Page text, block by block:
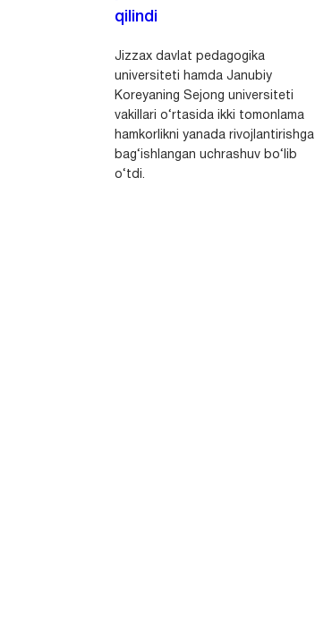
qilindi
Jizzax davlat pedagogika
universiteti hamda Janubiy
Koreyaning Sejong universiteti
vakillari o‘rtasida ikki tomonlama
hamkorlikni yanada rivojlantirishga
bag‘ishlangan uchrashuv bo‘lib
o‘tdi.